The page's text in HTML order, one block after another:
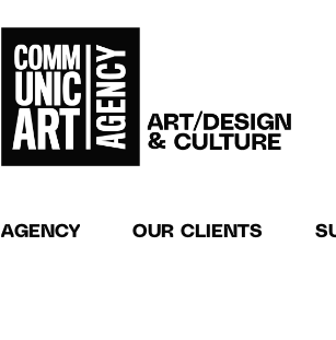
AGENCY OUR CLIENTS